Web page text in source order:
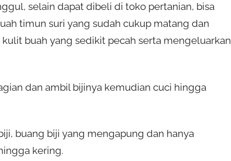
selain dapat dibeli di toko pertanian, bisa
timun suri yang sudah cukup matang dan
buah yang sedikit pecah serta mengeluarkan
dan ambil bijinya kemudian cuci hingga
buang biji yang mengapung dan hanya
kering.